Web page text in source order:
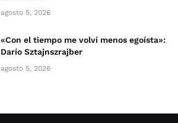
agosto 5, 2026
«Con el tiempo me volví menos egoísta»:
Darío Sztajnszrajber
agosto 5, 2026